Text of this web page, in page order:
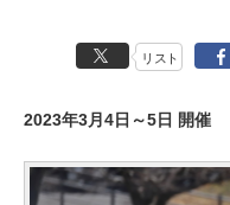
リスト
2023年3月4日～5日 開催